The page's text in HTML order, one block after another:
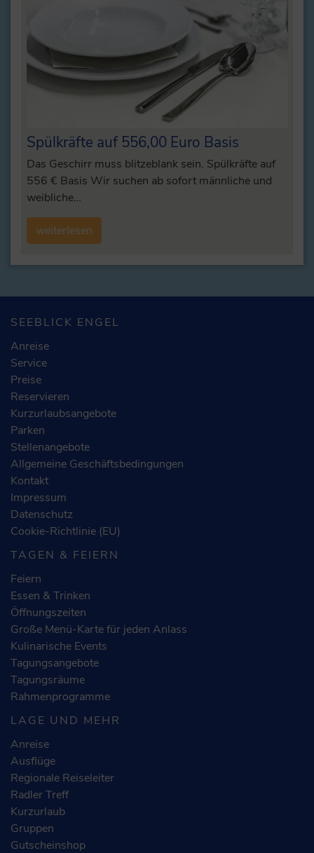
Spülkräfte auf 556,00 Euro Basis
Das Geschirr muss blitzeblank sein. Spülkräfte auf
556 € Basis Wir suchen ab sofort männliche und
weibliche…
weiterlesen
SEEBLICK ENGEL
Anreise
Service
Preise
Reservieren
Kurzurlaubsangebote
Parken
Stellenangebote
Allgemeine Geschäftsbedingungen
Kontakt
Impressum
Datenschutz
Cookie-Richtlinie (EU)
TAGEN & FEIERN
Feiern
Essen & Trinken
Öffnungszeiten
Große Menü-Karte für jeden Anlass
Kulinarische Events
Tagungsangebote
Tagungsräume
Rahmenprogramme
LAGE UND MEHR
Anreise
Ausflüge
Regionale Reiseleiter
Radler Treff
Kurzurlaub
Gruppen
Gutscheinshop